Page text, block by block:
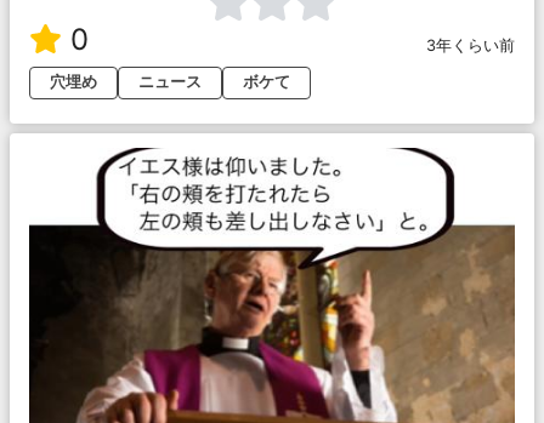
0
3年くらい前
穴埋め
ニュース ボケて